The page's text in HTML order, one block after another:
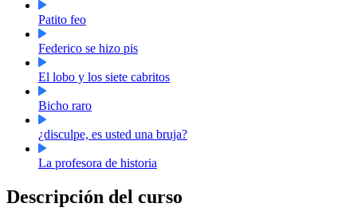
Patito feo
Federico se hizo pis
El lobo y los siete cabritos
Bicho raro
¿disculpe, es usted una bruja?
La profesora de historia
Descripción del curso